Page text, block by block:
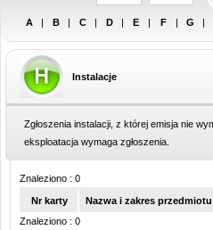
A | B | C | D | E | F | G |
Instalacje
Zgłoszenia instalacji, z której emisja nie
eksploatacja wymaga zgłoszenia.
Znaleziono : 0
Nr karty Nazwa i zakres
Znaleziono : 0